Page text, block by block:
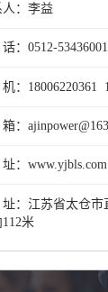
人：李益
：0512-53436001
：18006220361
：
：www.yjbls.com
：江苏省太仓市
米